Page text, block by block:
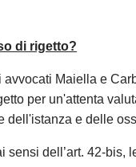
di rigetto?
Maiella e
per un'attenta
dell'istanza e delle
sensi dell’art. 42-bis,
Sarà comunque
seguenti
avviso di
ricorsi,
periodo di